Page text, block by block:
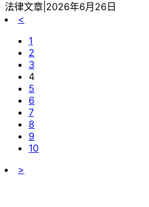
法律文章|2026年6月26日
<
1
2
3
4
5
6
7
8
9
10
>